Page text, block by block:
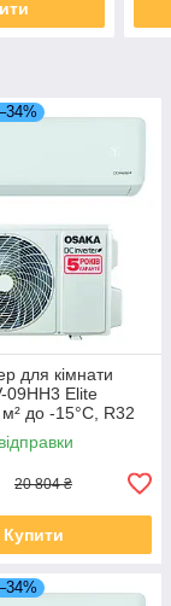
для кімнати
09HH3 Elite
до -15°C, R32
20 804 ₴
Купити